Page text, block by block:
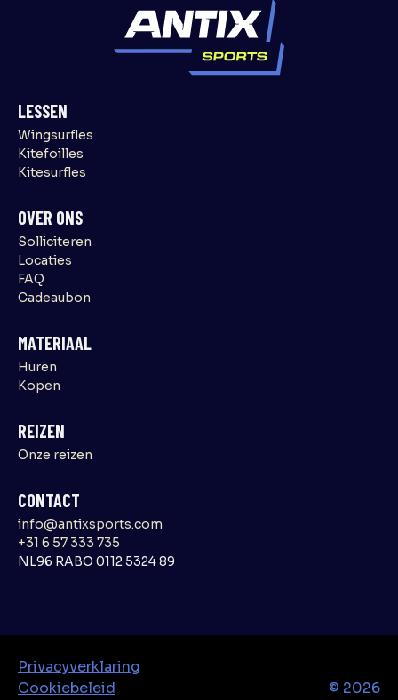
LESSEN
Wingsurfles
Kitefoilles
Kitesurfles
OVER ONS
Solliciteren
Locaties
FAQ
Cadeaubon
MATERIAAL
Huren
Kopen
REIZEN
Onze reizen
CONTACT
info@antixsports.com
+31 6 57 333 735
NL96 RABO 0112 5324 89
Privacyverklaring
Cookiebeleid
© 2026